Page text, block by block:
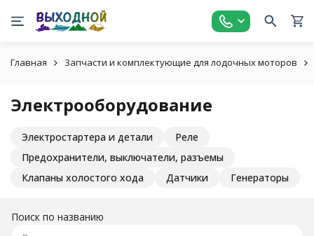
Главная Запчасти и комплектующие для лодочных моторов
Электрооборудование
Электростартера и детали
Реле
Предохранители, выключатели, разъемы
Клапаны холостого хода
Датчики Генераторы
Поиск по названию